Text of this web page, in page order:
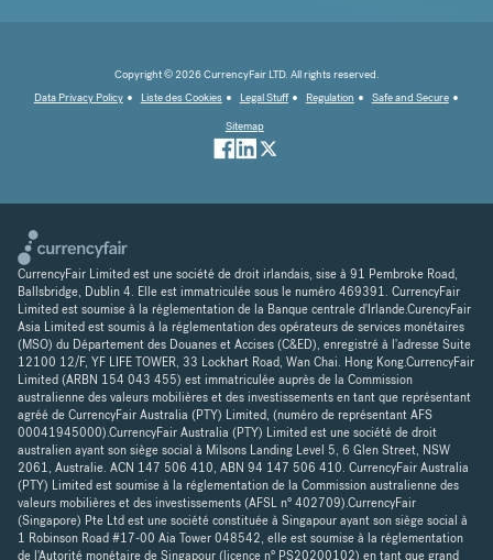
Copyright © 2026 CurrencyFair LTD. All rights reserved.
Data Privacy Policy
Liste des Cookies Legal Stuff Regulation
Safe and Secure
Sitemap
CurrencyFair Limited est une société de droit irlandais, sise à 91 Pembroke Road,
Ballsbridge, Dublin 4. Elle est immatriculée sous le numéro 469391. CurrencyFair
Limited est soumise à la réglementation de la Banque centrale d'Irlande.CurencyFair
Asia Limited est soumis à la réglementation des opérateurs de services monétaires
(MSO) du Département des Douanes et Accises (C&ED), enregistré à l'adresse Suite
12100 12/F, YF LIFE TOWER, 33 Lockhart Road, Wan Chai. Hong Kong.CurrencyFair
Limited (ARBN 154 043 455) est immatriculée auprès de la Commission
australienne des valeurs mobilières et des investissements en tant que représentant
agréé de CurrencyFair Australia (PTY) Limited, (numéro de représentant AFS
00041945000).CurrencyFair Australia (PTY) Limited est une société de droit
australien ayant son siège social à Milsons Landing Level 5, 6 Glen Street, NSW
2061, Australie. ACN 147 506 410, ABN 94 147 506 410. CurrencyFair Australia
(PTY) Limited est soumise à la réglementation de la Commission australienne des
valeurs mobilières et des investissements (AFSL n° 402709).CurrencyFair
(Singapore) Pte Ltd est une société constituée à Singapour ayant son siège social à
1 Robinson Road #17-00 Aia Tower 048542, elle est soumise à la réglementation
de l'Autorité monétaire de Singapour (licence n° PS20200102) en tant que grand